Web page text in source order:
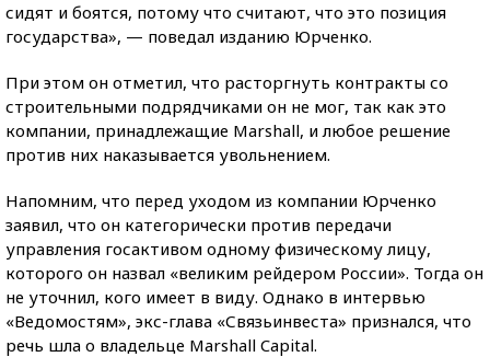
сидят и боятся, потому что считают, что это позиция
государства», — поведал изданию Юрченко.
При этом он отметил, что расторгнуть контракты со
строительными подрядчиками он не мог, так как это
компании, принадлежащие Marshall, и любое решение
против них наказывается увольнением.
Напомним, что перед уходом из компании Юрченко
заявил, что он категорически против передачи
управления госактивом одному физическому лицу,
которого он назвал «великим рейдером России». Тогда он
не уточнил, кого имеет в виду. Однако в интервью
«Ведомостям», экс-глава «Связьинвеста» признался, что
речь шла о владельце Marshall Capital.